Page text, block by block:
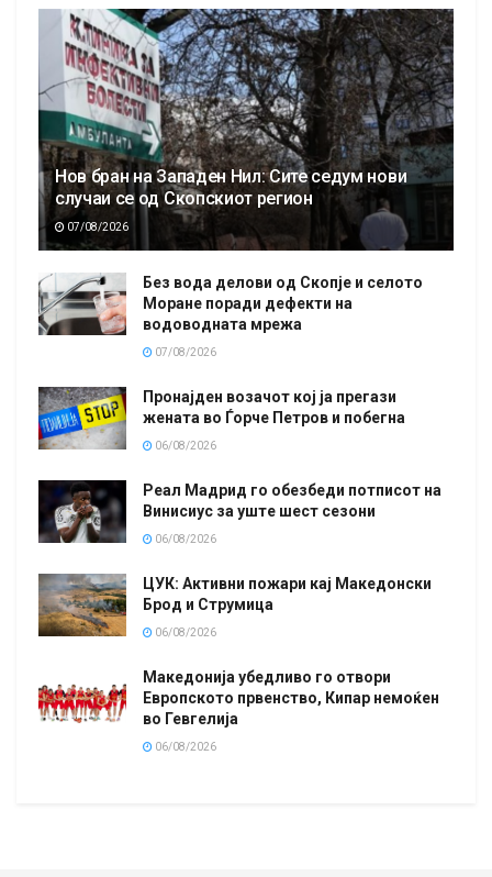
Нов бран на Западен Нил: Сите седум нови
случаи се од Скопскиот регион
07/08/2026
Без вода делови од Скопје и селото
Моране поради дефекти на
водоводната мрежа
07/08/2026
Пронајден возачот кој ја прегази
жената во Ѓорче Петров и побегна
06/08/2026
Реал Мадрид го обезбеди потписот на
Винисиус за уште шест сезони
06/08/2026
ЦУК: Активни пожари кај Македонски
Брод и Струмица
06/08/2026
Македонија убедливо го отвори
Европското првенство, Кипар немоќен
во Гевгелија
06/08/2026